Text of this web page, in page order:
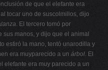
de que el elefante era
tocar uno de suscolmillos, dijo
lanza. El tercero tomó por
manos, y dijo que el animal
estiró la mano, tentó unarodilla y
era muyparecido a un árbol. El
elefante era muy parecido a un